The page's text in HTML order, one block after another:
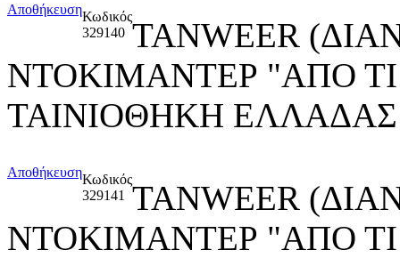
ΑποθήκευσηΚωδικός
329140 TANWEER
ΝΤΟΚΙΜΑΝΤΕΡ "ΑΠΟ
ΤΑΙΝΙΟΘΗΚΗ
ΑποθήκευσηΚωδικός
329141
TANWEER
ΝΤΟΚΙΜΑΝΤΕΡ "ΑΠΟ